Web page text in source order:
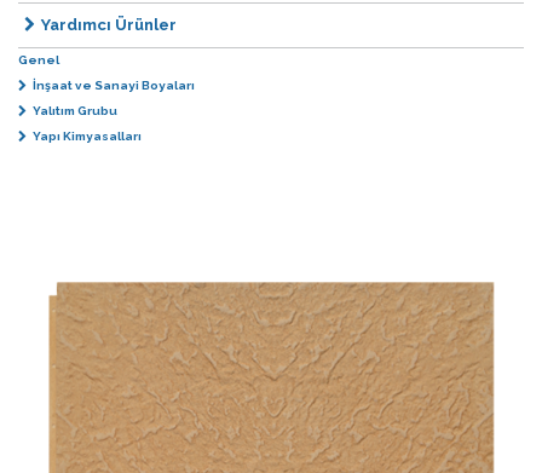
Yardımcı Ürünler
Genel
İnşaat ve Sanayi Boyaları
Yalıtım Grubu
Yapı Kimyasalları